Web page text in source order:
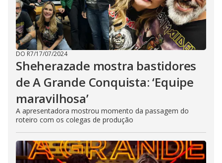
DO R7/17/07/2024
Sheherazade mostra bastidores
de A Grande Conquista: ‘Equipe
maravilhosa’
A apresentadora mostrou momento da passagem do
roteiro com os colegas de produção